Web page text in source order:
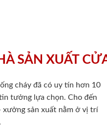
SẢN XUẤT
cháy đã có uy tín hơn 10
tưởng lựa chọn. Cho đến
xưởng sản xuất nằm ở vị trí